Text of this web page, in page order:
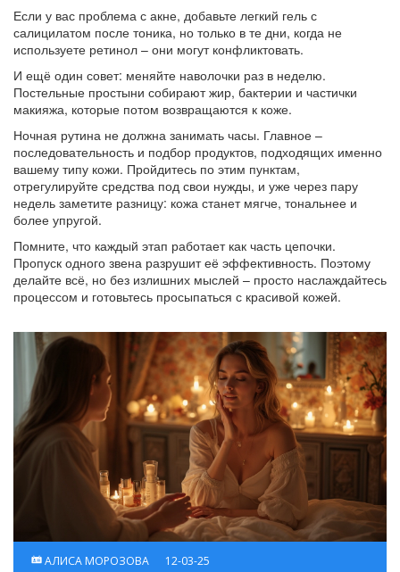
Если у вас проблема с акне, добавьте легкий гель с
салицилатом после тоника, но только в те дни, когда не
используете ретинол – они могут конфликтовать.
И ещё один совет: меняйте наволочки раз в неделю.
Постельные простыни собирают жир, бактерии и частички
макияжа, которые потом возвращаются к коже.
Ночная рутина не должна занимать часы. Главное –
последовательность и подбор продуктов, подходящих именно
вашему типу кожи. Пройдитесь по этим пунктам,
отрегулируйте средства под свои нужды, и уже через пару
недель заметите разницу: кожа станет мягче, тональнее и
более упругой.
Помните, что каждый этап работает как часть цепочки.
Пропуск одного звена разрушит её эффективность. Поэтому
делайте всё, но без излишних мыслей – просто наслаждайтесь
процессом и готовьтесь просыпаться с красивой кожей.
АЛИСА МОРОЗОВА
12-03-25